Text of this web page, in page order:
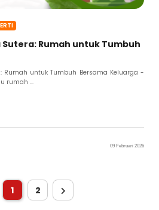
Rumah untuk Tumbuh
Rumah untuk Tumbuh Bersama Keluarga -
rumah ...
09 Februari 2026
1 2